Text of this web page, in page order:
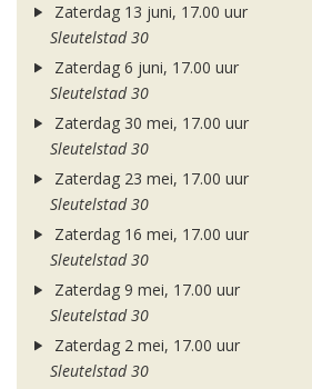
Zaterdag 13 juni, 17.00 uur
Sleutelstad 30
Zaterdag 6 juni, 17.00 uur
Sleutelstad 30
Zaterdag 30 mei, 17.00 uur
Sleutelstad 30
Zaterdag 23 mei, 17.00 uur
Sleutelstad 30
Zaterdag 16 mei, 17.00 uur
Sleutelstad 30
Zaterdag 9 mei, 17.00 uur
Sleutelstad 30
Zaterdag 2 mei, 17.00 uur
Sleutelstad 30